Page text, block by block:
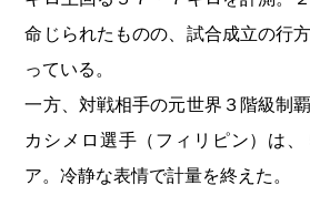
命じられたものの、試合成立の行
っている。
一方、対戦相手の元世界３階級制
カシメロ選手（フィリピン）は、
ア。冷静な表情で計量を終えた。